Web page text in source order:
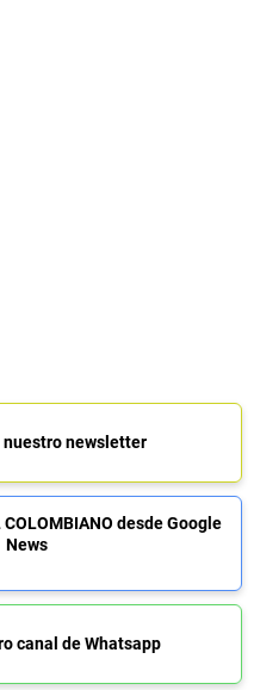
nuestro newsletter
desde Google
News
canal de Whatsapp